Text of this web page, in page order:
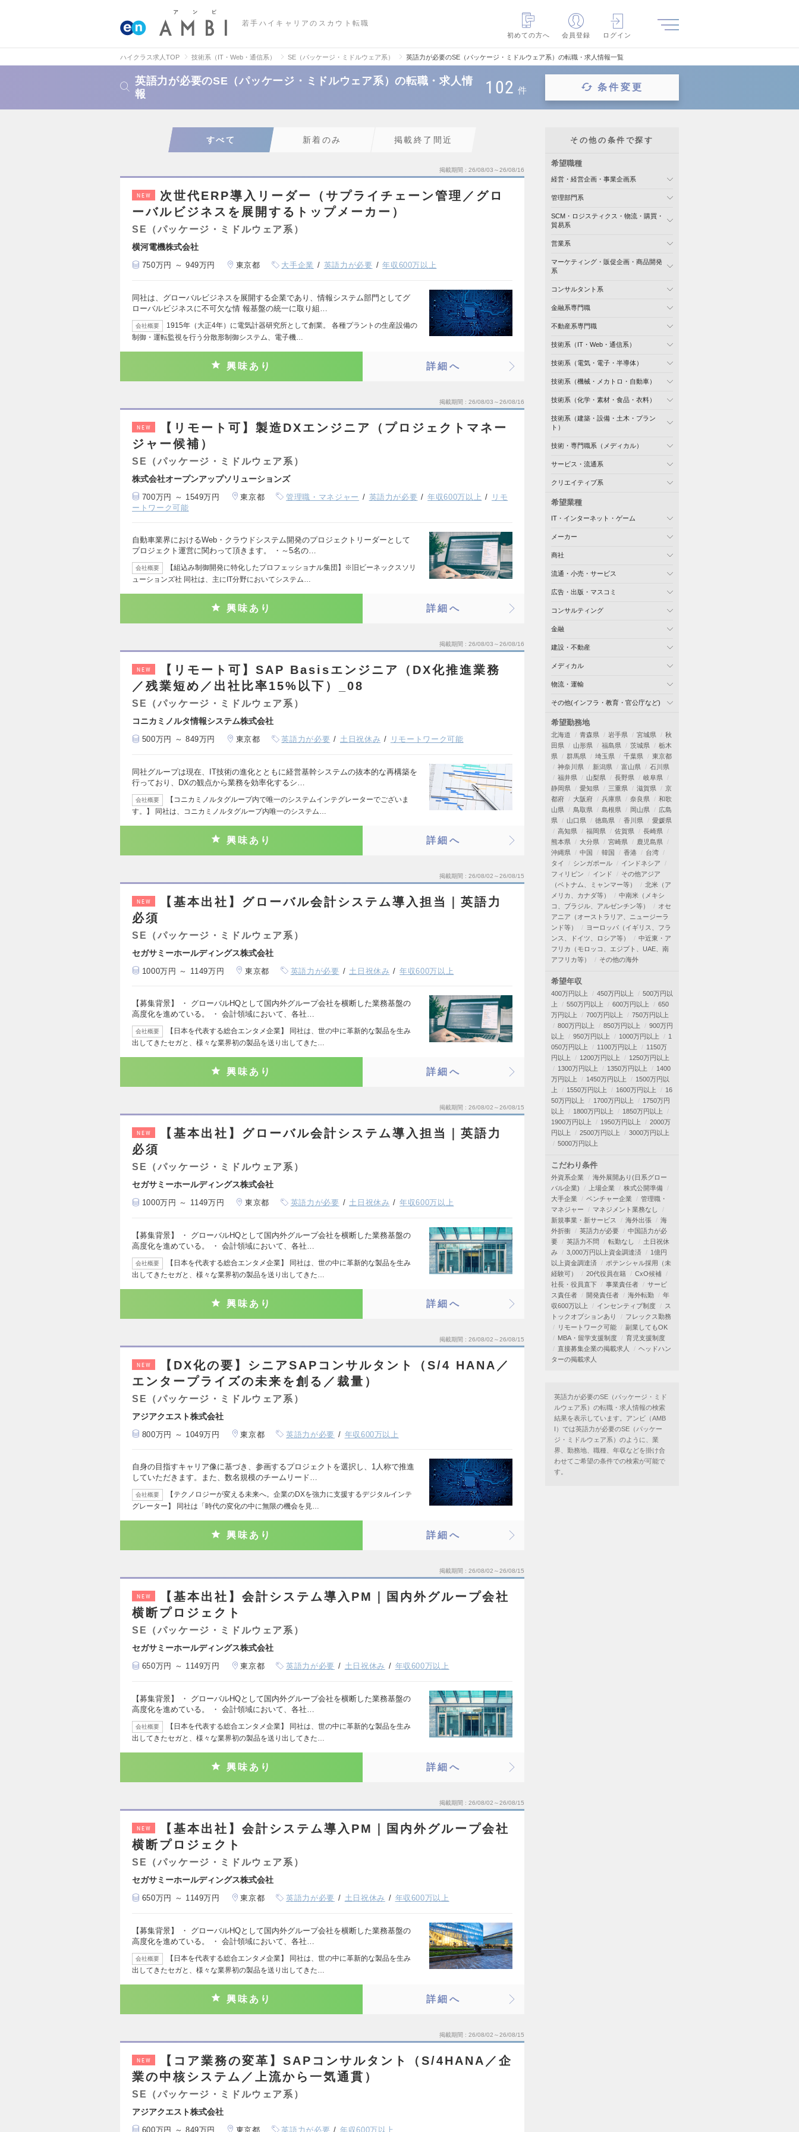
若手ハイキャリアのスカウト転職
初めての方へ
会員登録 ログイン
ハイクラス求人TOP 技術系（IT・Web・通信系） SE（パッケージ・ミドルウェア系） 英語力が必要のSE（パッケージ・ミドルウェア系）の転職・求人情報一覧
英語力が必要のSE（パッケージ・ミドルウェア系）の転職・求人情
報
102 件 条件変更
すべて 新着のみ 掲載終了間近
掲載期間 26/08/03～26/08/16
NEW
次世代ERP導入リーダー（サプライチェーン管理／グロ
ーバルビジネスを展開するトップメーカー）
SE（パッケージ・ミドルウェア系）
横河電機株式会社
750万円 ～ 949万円 東京都 大手企業 英語力が必要 年収600万以上
同社は、グローバルビジネスを展開する企業であり、情報システム部門としてグ
ローバルビジネスに不可欠な情 報基盤の統一に取り組…
会社概要
1915年（大正4年）に電気計器研究所として創業。 各種プラントの生産設備の
制御・運転監視を行う分散形制御システム、電子機…
興味あり 詳細へ
掲載期間 26/08/03～26/08/16
NEW
【リモート可】製造DXエンジニア（プロジェクトマネー
ジャー候補）
SE（パッケージ・ミドルウェア系）
株式会社オープンアップソリューションズ
700万円 ～ 1549万円 東京都 管理職・マネジャー 英語力が必要 年収600万以上
リモ
ートワーク可能
自動車業界におけるWeb・クラウドシステム開発のプロジェクトリーダーとして
プロジェクト運営に関わって頂きます。 ・～5名の…
会社概要
【組込み制御開発に特化したプロフェッショナル集団】※旧ビーネックスソリ
ューションズ社 同社は、主にIT分野においてシステム…
興味あり 詳細へ
掲載期間 26/08/03～26/08/16
NEW
【リモート可】SAP Basisエンジニア（DX化推進業務
／残業短め／出社比率15%以下）_08
SE（パッケージ・ミドルウェア系）
コニカミノルタ情報システム株式会社
500万円 ～ 849万円 東京都 英語力が必要 土日祝休み リモートワーク可能
同社グループは現在、IT技術の進化とともに経営基幹システムの抜本的な再構築を
行っており、DXの観点から業務を効率化するシ…
会社概要
【コニカミノルタグループ内で唯一のシステムインテグレーターでございま
す。】 同社は、コニカミノルタグループ内唯一のシステム…
興味あり 詳細へ
掲載期間 26/08/02～26/08/15
NEW
【基本出社】グローバル会計システム導入担当｜英語力
必須
SE（パッケージ・ミドルウェア系）
セガサミーホールディングス株式会社
1000万円 ～ 1149万円 東京都 英語力が必要 土日祝休み 年収600万以上
【募集背景】 ・ グローバルHQとして国内外グループ会社を横断した業務基盤の
高度化を進めている。 ・ 会計領域において、各社…
会社概要
【日本を代表する総合エンタメ企業】 同社は、世の中に革新的な製品を生み
出してきたセガと、様々な業界初の製品を送り出してきた…
興味あり 詳細へ
掲載期間 26/08/02～26/08/15
NEW
【基本出社】グローバル会計システム導入担当｜英語力
必須
SE（パッケージ・ミドルウェア系）
セガサミーホールディングス株式会社
1000万円 ～ 1149万円 東京都 英語力が必要 土日祝休み 年収600万以上
【募集背景】 ・ グローバルHQとして国内外グループ会社を横断した業務基盤の
高度化を進めている。 ・ 会計領域において、各社…
会社概要
【日本を代表する総合エンタメ企業】 同社は、世の中に革新的な製品を生み
出してきたセガと、様々な業界初の製品を送り出してきた…
興味あり 詳細へ
掲載期間 26/08/02～26/08/15
NEW
【DX化の要】シニアSAPコンサルタント（S/4 HANA／
エンタープライズの未来を創る／裁量）
SE（パッケージ・ミドルウェア系）
アジアクエスト株式会社
800万円 ～ 1049万円 東京都 英語力が必要 年収600万以上
自身の目指すキャリア像に基づき、参画するプロジェクトを選択し、1人称で推進
していただきます。また、数名規模のチームリード…
会社概要
【テクノロジーが変える未来へ。企業のDXを強力に支援するデジタルインテ
グレーター】 同社は「時代の変化の中に無限の機会を見…
興味あり 詳細へ
掲載期間 26/08/02～26/08/15
NEW
【基本出社】会計システム導入PM｜国内外グループ会社
横断プロジェクト
SE（パッケージ・ミドルウェア系）
セガサミーホールディングス株式会社
650万円 ～ 1149万円 東京都 英語力が必要 土日祝休み 年収600万以上
【募集背景】 ・ グローバルHQとして国内外グループ会社を横断した業務基盤の
高度化を進めている。 ・ 会計領域において、各社…
会社概要
【日本を代表する総合エンタメ企業】 同社は、世の中に革新的な製品を生み
出してきたセガと、様々な業界初の製品を送り出してきた…
興味あり 詳細へ
掲載期間 26/08/02～26/08/15
NEW
【基本出社】会計システム導入PM｜国内外グループ会社
横断プロジェクト
SE（パッケージ・ミドルウェア系）
セガサミーホールディングス株式会社
650万円 ～ 1149万円 東京都 英語力が必要 土日祝休み 年収600万以上
【募集背景】 ・ グローバルHQとして国内外グループ会社を横断した業務基盤の
高度化を進めている。 ・ 会計領域において、各社…
会社概要
【日本を代表する総合エンタメ企業】 同社は、世の中に革新的な製品を生み
出してきたセガと、様々な業界初の製品を送り出してきた…
興味あり 詳細へ
掲載期間 26/08/02～26/08/15
NEW
【コア業務の変革】SAPコンサルタント（S/4HANA／企
業の中核システム／上流から一気通貫）
SE（パッケージ・ミドルウェア系）
アジアクエスト株式会社
600万円 ～ 849万円 東京都 英語力が必要 年収600万以上
その他の条件で探す
希望職種
経営・経営企画・事業企画系
管理部門系
SCM・ロジスティクス・物流・購買・
貿易系
営業系
マーケティング・販促企画・商品開発
系
コンサルタント系
金融系専門職
不動産系専門職
技術系（IT・Web・通信系）
技術系（電気・電子・半導体）
技術系（機械・メカトロ・自動車）
技術系（化学・素材・食品・衣料）
技術系（建築・設備・土木・プラン
ト）
技術・専門職系（メディカル）
サービス・流通系
クリエイティブ系
希望業種
IT・インターネット・ゲーム
メーカー
商社
流通・小売・サービス
広告・出版・マスコミ
コンサルティング
金融
建設・不動産
メディカル
物流・運輸
その他(インフラ・教育・官公庁など)
希望勤務地
北海道 青森県 岩手県 宮城県
秋
田県
山形県 福島県 茨城県
栃木
県
群馬県 埼玉県 千葉県
東京都
神奈川県
新潟県 富山県
石川県
福井県
山梨県 長野県
岐阜県
静岡県
愛知県 三重県 滋賀県
京
都府
大阪府 兵庫県 奈良県
和歌
山県
鳥取県 島根県 岡山県
広島
県
山口県 徳島県 香川県
愛媛県
高知県
福岡県 佐賀県
長崎県
熊本県
大分県 宮崎県
鹿児島県
沖縄県
中国 韓国 香港
台湾
タイ
シンガポール
インドネシア
フィリピン
インド
その他アジア
（ベトナム、ミャンマー等）
北米（ア
メリカ、カナダ等）
中南米（メキシ
コ、ブラジル、アルゼンチン等）
オセ
アニア（オーストラリア、ニュージーラ
ンド等）
ヨーロッパ（イギリス、フラ
ンス、ドイツ、ロシア等）
中近東・ア
フリカ（モロッコ、エジプト、UAE、南
アフリカ等）
その他の海外
希望年収
400万円以上 450万円以上
500万円以
上
550万円以上 600万円以上
650
万円以上
700万円以上
750万円以上
800万円以上
850万円以上
900万円
以上
950万円以上 1000万円以上
1
050万円以上
1100万円以上
1150万
円以上
1200万円以上
1250万円以上
1300万円以上
1350万円以上
1400
万円以上
1450万円以上
1500万円以
上
1550万円以上 1600万円以上
16
50万円以上
1700万円以上
1750万円
以上
1800万円以上
1850万円以上
1900万円以上
1950万円以上
2000万
円以上
2500万円以上
3000万円以上
5000万円以上
こだわり条件
外資系企業
海外展開あり(日系グロー
バル企業)
上場企業
株式公開準備
大手企業
ベンチャー企業
管理職・
マネジャー
マネジメント業務なし
新規事業・新サービス
海外出張
海
外折衝
英語力が必要
中国語力が必
要
英語力不問 転勤なし
土日祝休
み
3,000万円以上資金調達済
1億円
以上資金調達済
ポテンシャル採用（未
経験可）
20代役員在籍
CxO候補
社長・役員直下
事業責任者
サービ
ス責任者
開発責任者 海外転勤
年
収600万以上
インセンティブ制度
ス
トックオプションあり
フレックス勤務
リモートワーク可能
副業してもOK
MBA・留学支援制度
育児支援制度
直接募集企業の掲載求人
ヘッドハン
ターの掲載求人
英語力が必要のSE（パッケージ・ミド
ルウェア系）の転職・求人情報の検索
結果を表示しています。アンビ（AMB
I）では英語力が必要のSE（パッケー
ジ・ミドルウェア系）のように、業
界、勤務地、職種、年収などを掛け合
わせてご希望の条件での検索が可能で
す。